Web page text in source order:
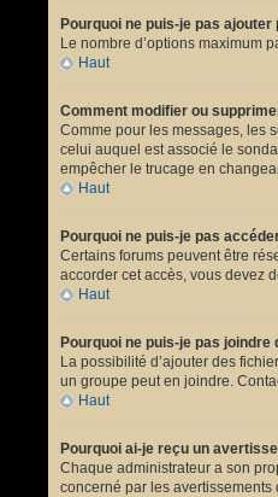
Pourquoi ne puis-je pas ajouter
Le nombre d’options maximum
Haut
Comment modifier ou
Comme pour les messages, les
celui auquel est associé le
empêcher le trucage en
Haut
Pourquoi ne puis-je pas
Certains forums peuvent être
accorder cet accès, vous devez
Haut
Pourquoi ne puis-je pas
La possibilité d’ajouter des
un groupe peut en joindre.
Haut
Pourquoi ai-je reçu un
Chaque administrateur a son
concerné par les avertissements